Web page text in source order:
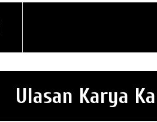
Ulasan Karya